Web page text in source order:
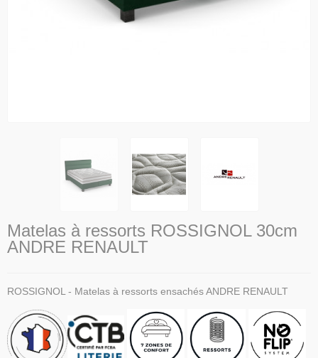
Matelas à ressorts ROSSIGNOL 30cm
ANDRE RENAULT
ROSSIGNOL - Matelas à ressorts ensachés ANDRE RENAULT